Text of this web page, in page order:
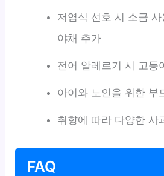
저염식 선호 시 소금
야채 추가
전어 알레르기 시 고등
아이와 노인을 위한 부
취향에 따라 다양한 사
FAQ